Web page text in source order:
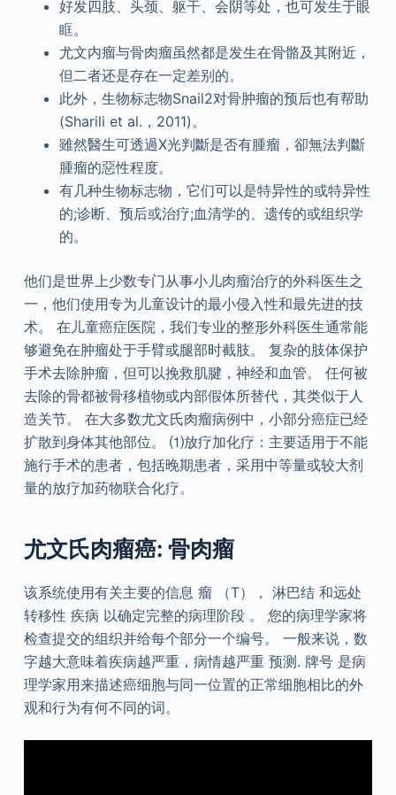
好发四肢、头颈、躯干、会阴等处，也可发生于眼
眶。
尤文内瘤与骨肉瘤虽然都是发生在骨骼及其附近，
但二者还是存在一定差别的。
此外，生物标志物Snail2对骨肿瘤的预后也有帮助
(Sharili et al.，2011)。
雖然醫生可透過X光判斷是否有腫瘤，卻無法判斷
腫瘤的惡性程度。
有几种生物标志物，它们可以是特异性的或特异性
的;诊断、预后或治疗;血清学的、遗传的或组织学
的。
他们是世界上少数专门从事小儿肉瘤治疗的外科医生之
一，他们使用专为儿童设计的最小侵入性和最先进的技
术。 在儿童癌症医院，我们专业的整形外科医生通常能
够避免在肿瘤处于手臂或腿部时截肢。 复杂的肢体保护
手术去除肿瘤，但可以挽救肌腱，神经和血管。 任何被
去除的骨都被骨移植物或内部假体所替代，其类似于人
造关节。 在大多数尤文氏肉瘤病例中，小部分癌症已经
扩散到身体其他部位。 ⑴放疗加化疗：主要适用于不能
施行手术的患者，包括晚期患者，采用中等量或较大剂
量的放疗加药物联合化疗。
尤文氏肉瘤癌: 骨肉瘤
该系统使用有关主要的信息 瘤 （T）， 淋巴结 和远处
转移性 疾病 以确定完整的病理阶段 。 您的病理学家将
检查提交的组织并给每个部分一个编号。 一般来说，数
字越大意味着疾病越严重，病情越严重 预测. 牌号 是病
理学家用来描述癌细胞与同一位置的正常细胞相比的外
观和行为有何不同的词。